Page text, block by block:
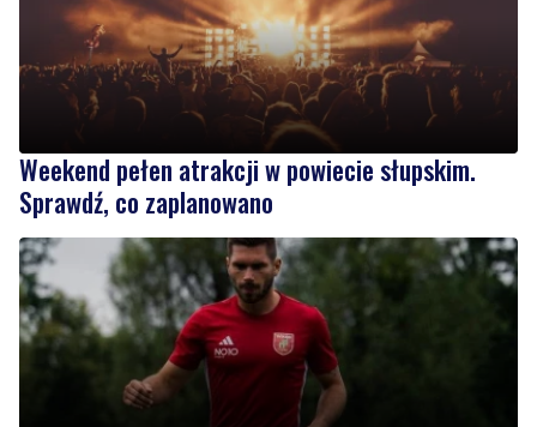
Weekend pełen atrakcji w powiecie słupskim.
Sprawdź, co zaplanowano